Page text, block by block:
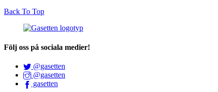
Back To Top
Följ oss på sociala medier!
@gasetten
@gasetten
gasetten